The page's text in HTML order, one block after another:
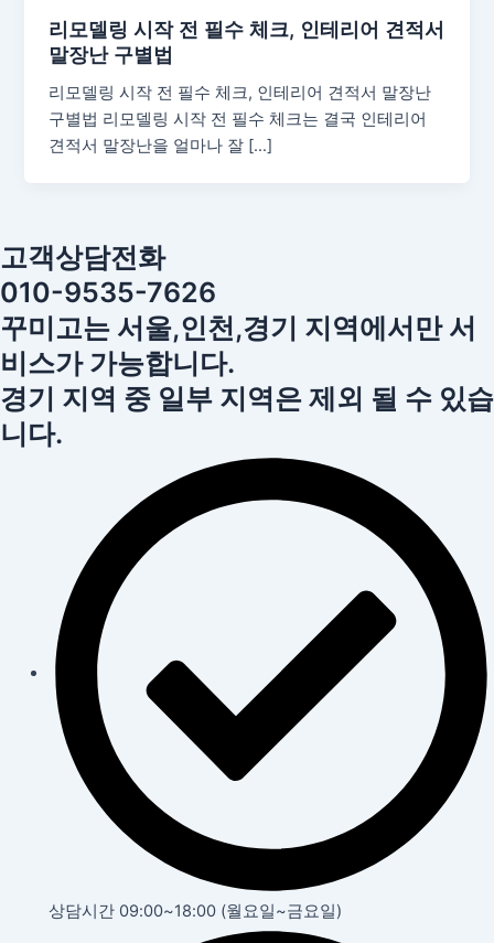
리모델링 시작 전 필수 체크, 인테리어 견적서
말장난 구별법
리모델링 시작 전 필수 체크, 인테리어 견적서 말장난
구별법 리모델링 시작 전 필수 체크는 결국 인테리어
견적서 말장난을 얼마나 잘 […]
고객상담전화
010-9535-7626
꾸미고는 서울,인천,경기 지역에서만 서
비스가 가능합니다.
경기 지역 중 일부 지역은 제외 될 수 있습
니다.
상담시간 09:00~18:00 (월요일~금요일)